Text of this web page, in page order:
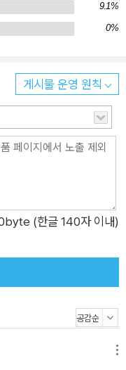
사람들은 너무 바쁘다.
라며, 그것이 왜 중요한
아침
가장 주목받는 200단어
려움이다!” 《스마
뉴스 미디어 기업 ‘악시
활한 커뮤니케이션을
만을 정리한 200단어
악관에서 매일 아침 가
다. 악시오스는 ‘2018
가장 빠르게 성장하는
히려 자신의 주장이 불확
9.1%
0%
게시물 운영 원칙
(한글 140자 이내)